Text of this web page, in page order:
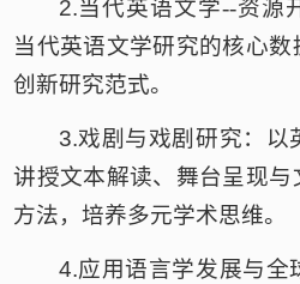
2.当代英语文学--资源
当代英语文学研究的核心
创新研究范式。
3.戏剧与戏剧研究：以
讲授文本解读、舞台呈现
方法，培养多元学术思维。
4.应用语言学发展与全